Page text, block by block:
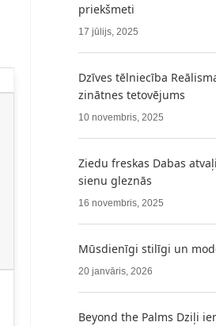
priekšmeti
17 jūlijs, 2025
Dzīves tēlniecība
zinātnes tetovējums
10 novembris, 2025
Ziedu freskas Dabas
sienu gleznās
16 novembris, 2025
Mūsdienīgi stilīgi un
20 janvāris, 2026
Beyond the Palms Dziļi